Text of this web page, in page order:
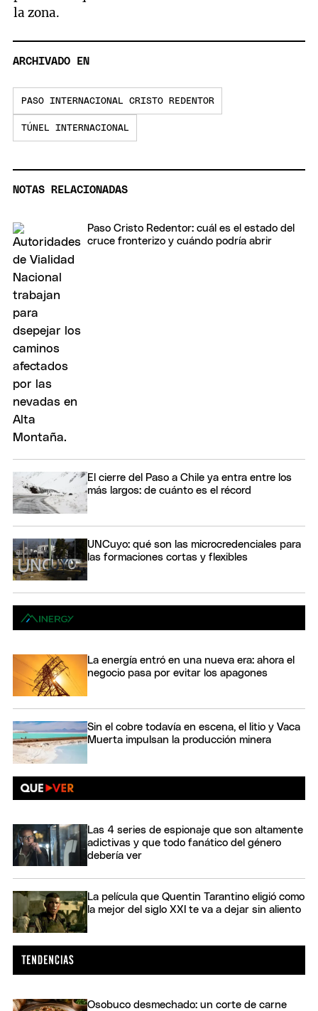
la zona.
ARCHIVADO EN
PASO INTERNACIONAL CRISTO REDENTOR
TÚNEL INTERNACIONAL
NOTAS RELACIONADAS
Paso Cristo Redentor: cuál es el estado del
cruce fronterizo y cuándo podría abrir
El cierre del Paso a Chile ya entra entre los
más largos: de cuánto es el récord
UNCuyo: qué son las microcredenciales para
las formaciones cortas y flexibles
La energía entró en una nueva era: ahora el
negocio pasa por evitar los apagones
Sin el cobre todavía en escena, el litio y Vaca
Muerta impulsan la producción minera
Las 4 series de espionaje que son altamente
adictivas y que todo fanático del género
debería ver
La película que Quentin Tarantino eligió como
la mejor del siglo XXI te va a dejar sin aliento
Osobuco desmechado: un corte de carne